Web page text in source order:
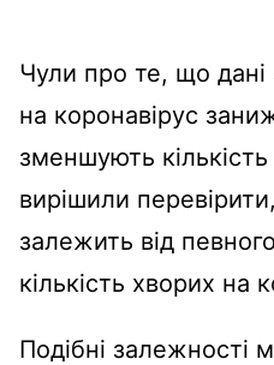
Чули про те, що дані
на коронавірус
зменшують
вирішили
залежить від
кількість хворих на
Подібні залежності